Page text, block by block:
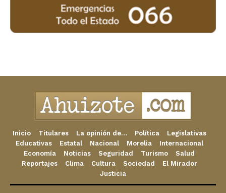
Inicio Titulares La opinión de… Política
Legislativas
Educativas
Estatal Nacional Morelia
Internacional
Economía
Noticias Seguridad Turismo
Salud
Reportajes
Clima Cultura Sociedad
El Mirador
Justicia